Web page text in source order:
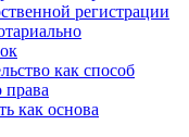
регистрации
как способ
как основа